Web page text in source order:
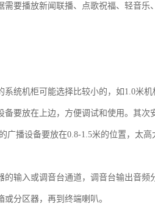
要播放新闻联播、点歌祝福、轻音乐
统机柜可能选择比较小的，如1.0米
要放在上边，方便调试和使用。其次
播设备要放在0.8-1.5米的位置，太高
输入或调音台通道，调音台输出音频
分区器，再到终端喇叭。